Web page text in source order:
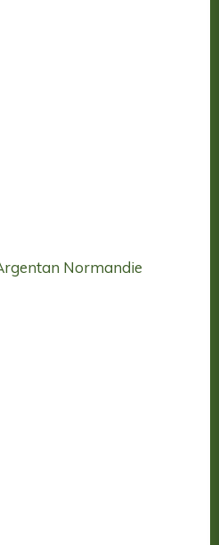
Normandie